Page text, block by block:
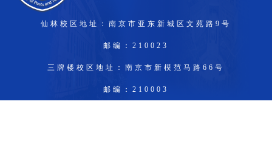
仙林校区地址：南京市亚东新城区文苑路9号
邮编：210023
三牌楼校区地址：南京市新模范马路66号
邮编：210003